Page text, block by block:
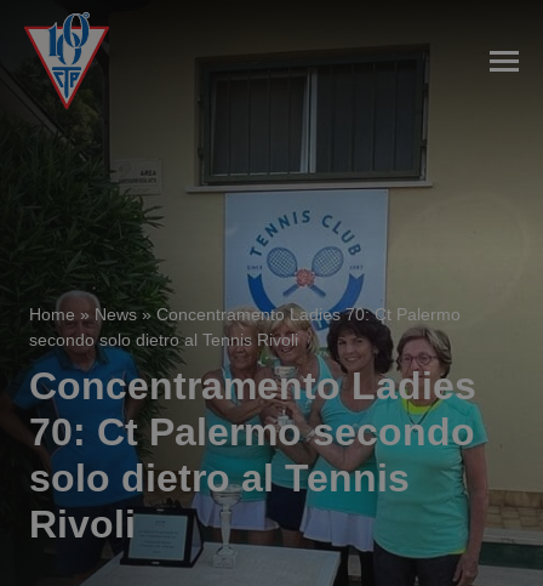
Home » News» Concentramento Ladies 70: Ct Palermo
secondo solo dietro al Tennis Rivoli
Concentramento Ladies
70: Ct Palermo secondo
solo dietro al Tennis
Rivoli